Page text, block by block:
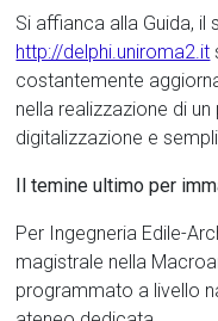
Si affianca alla Guida, il
http://delphi.uniroma2.it
costantemente
nella realizzazione di
digitalizzazione e
Il temine ultimo per
Per Ingegneria Edile-
magistrale nella
programmato a livello